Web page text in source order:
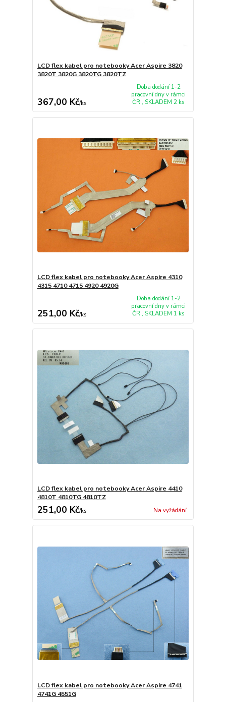
LCD flex kabel pro notebooky Acer Aspire 3820
3820T 3820G 3820TG 3820TZ
367,00 Kč/ks
Doba dodání 1-2
pracovní dny v rámci
ČR , SKLADEM 2 ks
LCD flex kabel pro notebooky Acer Aspire 4310
4315 4710 4715 4920 4920G
251,00 Kč/ks
Doba dodání 1-2
pracovní dny v rámci
ČR , SKLADEM 1 ks
LCD flex kabel pro notebooky Acer Aspire 4410
4810T 4810TG 4810TZ
251,00 Kč/ks Na vyžádání
LCD flex kabel pro notebooky Acer Aspire 4741
4741G 4551G